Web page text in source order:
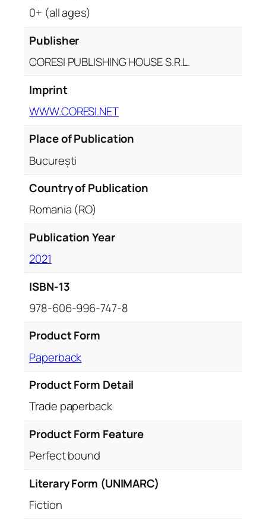
0+ (all ages)
Publisher
CORESI PUBLISHING HOUSE S.R.L.
Imprint
WWW.CORESI.NET
Place of Publication
București
Country of Publication
Romania (RO)
Publication Year
2021
ISBN-13
978-606-996-747-8
Product Form
Paperback
Product Form Detail
Trade paperback
Product Form Feature
Perfect bound
Literary Form (UNIMARC)
Fiction